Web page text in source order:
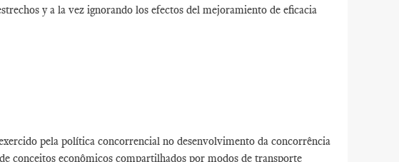
y a la vez ignorando los efectos del mejoramiento de eficacia
pela política concorrencial no desenvolvimento da concorrência
conceitos econômicos compartilhados por modos de transporte